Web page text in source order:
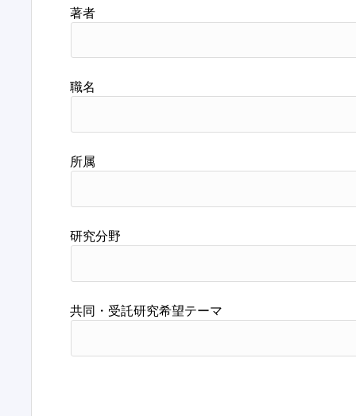
著者
職名
所属
研究分野
共同・受託研究希望テーマ